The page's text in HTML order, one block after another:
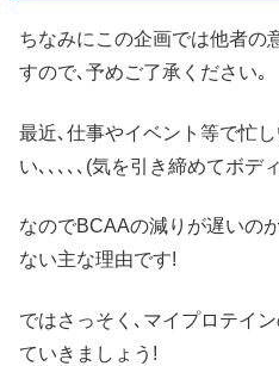
ちなみにこの企画では他者の
すので､予めご了承ください｡
最近､仕事やイベント等で忙
い､､､､､(気を引き締めてボデ
なのでBCAAの減りが遅いの
ない主な理由です!
ではさっそく､マイプロテイ
ていきましょう!